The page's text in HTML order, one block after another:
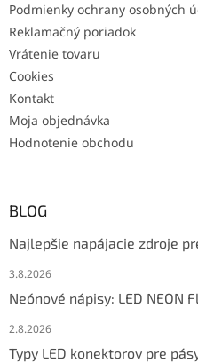
Podmienky ochrany osobných
Reklamačný poriadok
Vrátenie tovaru
Cookies
Kontakt
Moja objednávka
Hodnotenie obchodu
BLOG
Najlepšie napájacie zdroje
3.8.2026
Neónové nápisy: LED NEON
2.8.2026
Typy LED konektorov pre